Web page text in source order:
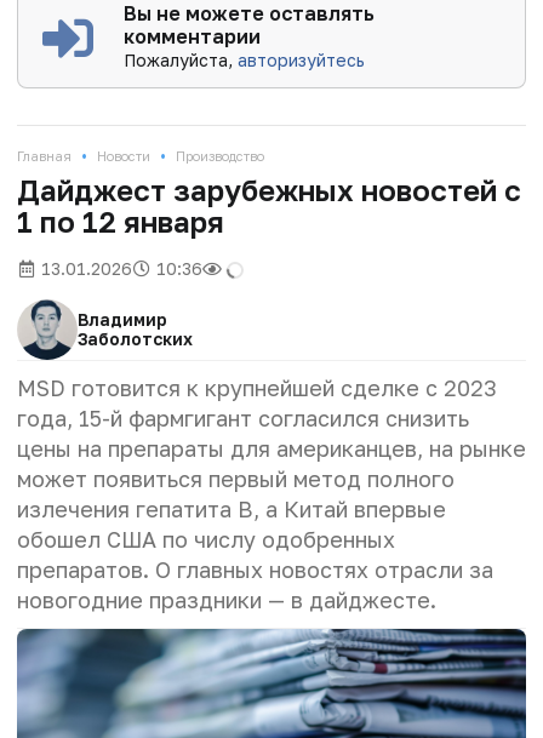
Вы не можете оставлять
комментарии
Пожалуйста,авторизуйтесь
Главная • Новости • Производство
Дайджест зарубежных новостей с
1 по 12 января
13.01.2026 10:36
Владимир
Заболотских
MSD готовится к крупнейшей сделке с 2023
года, 15-й фармгигант согласился снизить
цены на препараты для американцев, на рынке
может появиться первый метод полного
излечения гепатита B, а Китай впервые
обошел США по числу одобренных
препаратов. О главных новостях отрасли за
новогодние праздники — в дайджесте.